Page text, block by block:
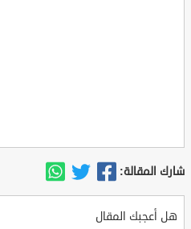
شارك المقالة:
هل أعجبك المقال